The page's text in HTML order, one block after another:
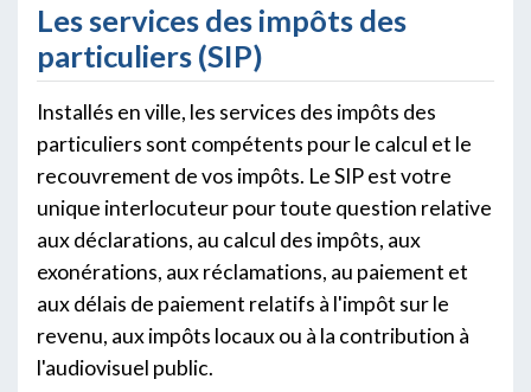
Les services des impôts des
particuliers (SIP)
Installés en ville, les services des impôts des
particuliers sont compétents pour le calcul et le
recouvrement de vos impôts. Le SIP est votre
unique interlocuteur pour toute question relative
aux déclarations, au calcul des impôts, aux
exonérations, aux réclamations, au paiement et
aux délais de paiement relatifs à l'impôt sur le
revenu, aux impôts locaux ou à la contribution à
l'audiovisuel public.